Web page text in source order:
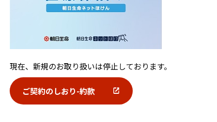
現在、新規のお取り扱いは停止しております。
ご契約のしおり-約款